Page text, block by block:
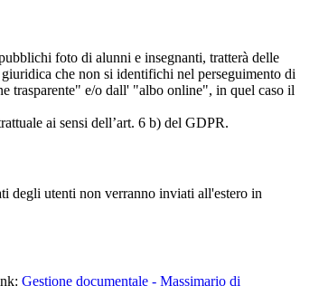
foto di alunni e insegnanti, tratterà delle
che non si identifichi nel perseguimento di
trasparente" e/o dall' "albo online", in quel caso il
ai sensi dell’art. 6 b) del GDPR.
degli utenti non verranno inviati all'estero in
Gestione documentale - Massimario di